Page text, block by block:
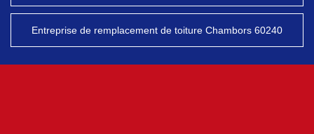
Entreprise de remplacement de toiture Chambors 60240